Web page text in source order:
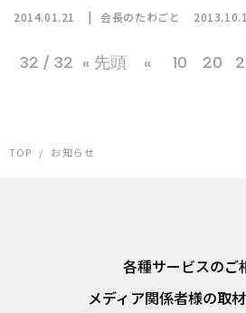
2014.01.21 会長のたわごと
32 / 32 « 先頭 « 10 20
TOP / お知らせ
各種サービスのご
メディア関係者様の取材